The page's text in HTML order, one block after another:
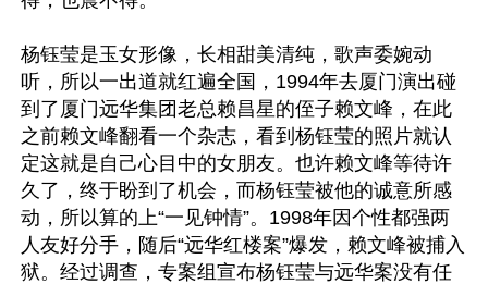
杨钰莹是玉女形像，长相甜美清纯，歌声委婉动
听，所以一出道就红遍全国，1994年去厦门演出碰
到了厦门远华集团老总赖昌星的侄子赖文峰，在此
之前赖文峰翻看一个杂志，看到杨钰莹的照片就认
定这就是自己心目中的女朋友。也许赖文峰等待许
久了，终于盼到了机会，而杨钰莹被他的诚意所感
动，所以算的上“一见钟情”。1998年因个性都强两
人友好分手，随后“远华红楼案”爆发，赖文峰被捕入
狱。经过调查，专案组宣布杨钰莹与远华案没有任